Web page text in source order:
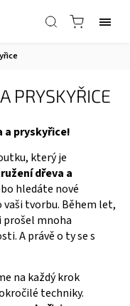
PRYSKYŘICE
a pryskyřice!
který je
dřeva a
hledáte nové
vaši tvorbu. Během let,
prošel mnoha
A právě o ty se s
na každý krok
techniky.